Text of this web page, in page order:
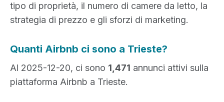
tipo di proprietà, il numero di camere da letto, la
strategia di prezzo e gli sforzi di marketing.
Quanti Airbnb ci sono a Trieste?
Al 2025-12-20, ci sono 1,471 annunci attivi sulla
piattaforma Airbnb a Trieste.